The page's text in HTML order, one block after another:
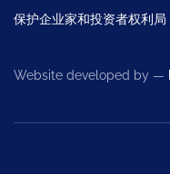
保护企业家和投资者权利局
Website developed by —